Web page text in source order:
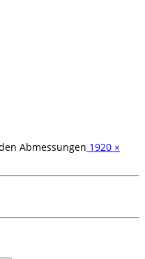
Abmessungen 1920 ×